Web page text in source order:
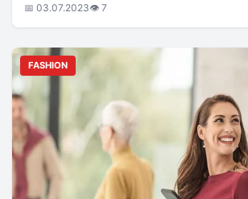
📅 03.07.2023👁 7
FASHION